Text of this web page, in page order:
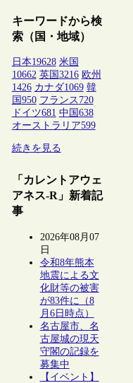
キーワードから検
索（国・地域）
日本19628 米国
10662 英国 3216 欧州
1426 カナダ1069 韓
国 950 フランス 720
ドイツ681 中国 638
オーストラリア599
続きを見る
「カレントアウェ
アネス-R」新着記
事
2026年08月07
日
令和8年熊本
地震による文
化財等の被害
が83件に（8
月6日時点）
名古屋市、名
古屋城の現天
守閣の記録を
募集中
【イベント】